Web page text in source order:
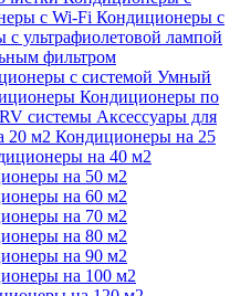
с Wi-Fi Кондиционеры с
ультрафиолетовой лампой
фильтром
с системой Умный
Кондиционеры по
системы Аксессуары для
20 м2 Кондиционеры на 25
на 40 м2
на 50 м2
на 60 м2
на 70 м2
на 80 м2
на 90 м2
на 100 м2